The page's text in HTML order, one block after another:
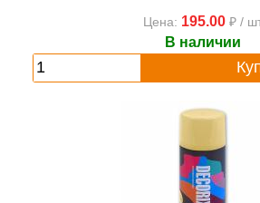
Цена: 195.00 ₽ /
В наличии